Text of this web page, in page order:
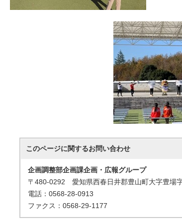
このページに関するお問い合わせ
企画調整部企画課企画・広報グループ
〒480-0292 愛知県西春日井郡豊山町大字豊場
電話：0568-28-0913
ファクス：0568-29-1177